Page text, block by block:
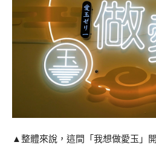
▲整體來說，這間「我想做愛玉」